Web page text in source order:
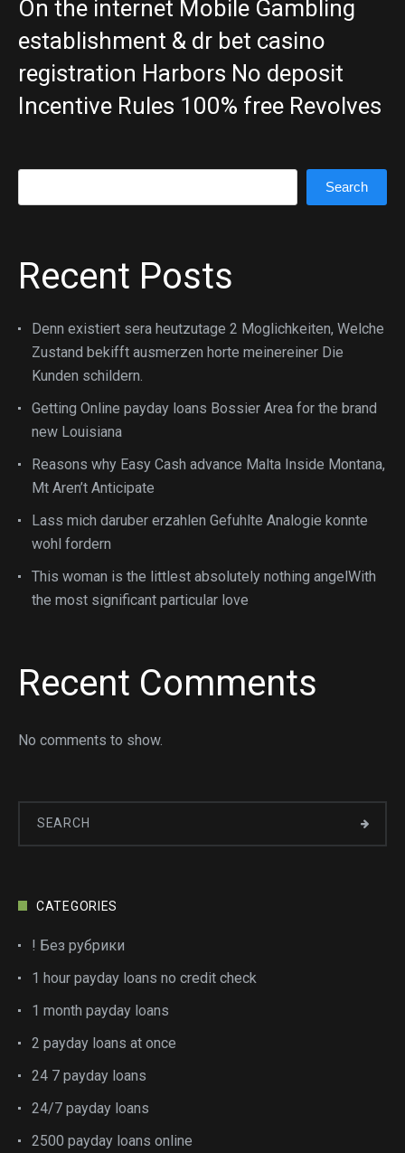
On the internet Mobile Gambling
establishment & dr bet casino
registration Harbors No deposit
Incentive Rules 100% free Revolves
Search
Recent Posts
Denn existiert sera heutzutage 2 Moglichkeiten, Welche
Zustand bekifft ausmerzen horte meinereiner Die
Kunden schildern.
Getting Online payday loans Bossier Area for the brand
new Louisiana
Reasons why Easy Cash advance Malta Inside Montana,
Mt Aren’t Anticipate
Lass mich daruber erzahlen Gefuhlte Analogie konnte
wohl fordern
This woman is the littlest absolutely nothing angelWith
the most significant particular love
Recent Comments
No comments to show.
CATEGORIES
! Без рубрики
1 hour payday loans no credit check
1 month payday loans
2 payday loans at once
24 7 payday loans
24/7 payday loans
2500 payday loans online